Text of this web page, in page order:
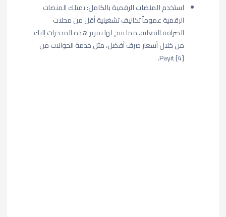
استخدم المنصات الرقمية بالكامل:تمتلك المنصات
الرقمية عموماً تكاليف تشغيلية أقل من محلات
الصرافة الفعلية، مما يتيح لها تمرير هذه المدخرات إليك
من خلال أسعار صرف أفضل، مثل خدمة الحوالات من
Payit [4].